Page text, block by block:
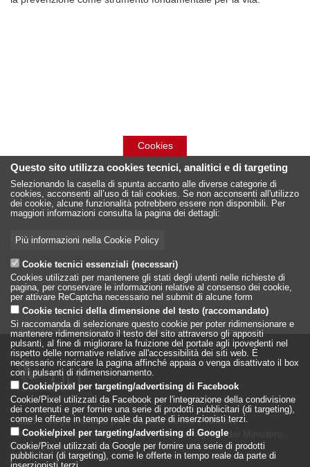
LILT - Lega Italiana per la Lotta conto i Tumori
è un Ente Pubblico su base associativa, vigilato dal Ministero
della Salute
Cookies
Questo sito utilizza cookies tecnici, analitici e di targeting
Selezionando la casella di spunta accanto alle diverse categorie di
cookies, acconsenti all’uso di tali cookies. Se non acconsenti all'utilizzo
dei cookie, alcune funzionalità potrebbero essere non disponibili. Per
maggiori informazioni consulta la pagina dei dettagli:
Più informazioni nella Cookie Policy
Cookie tecnici essenziali (necessari)
Cookies utilizzati per mantenere gli stati degli utenti nelle richieste di
pagina, per conservare le informazioni relative al consenso dei cookie,
per attivare ReCaptcha necessario nel submit di alcune form
Cookie tecnici della dimensione del testo (raccomandato)
Si raccomanda di selezionare questo cookie per poter ridimensionare e
mantenere ridimensionato il testo del sito attraverso gli appositi
pulsanti, al fine di migliorare la fruizione del portale agli ipovedenti nel
rispetto delle normative relative all'accessibilità dei siti web. È
necessario ricaricare la pagina affinché appaia o venga disattivato il box
con i pulsanti di ridimensionamento.
Cookie/pixel per targeting/advertising di Facebook
Cookie/Pixel utilizzati da Facebook per l'integrazione della condivisione
dei contenuti e per fornire una serie di prodotti pubblicitari (di targeting),
come le offerte in tempo reale da parte di inserzionisti terzi.
Cookie/pixel per targeting/advertising di Google
Cookie/Pixel utilizzati da Google per fornire una serie di prodotti
pubblicitari (di targeting), come le offerte in tempo reale da parte di